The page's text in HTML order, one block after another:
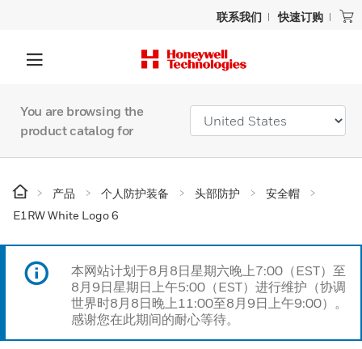
联系我们 快速订购
You are browsing the
product catalog for
产品 个人防护装备 头部防护
安全帽
E1RW White Logo 6
本网站计划于8月8日星期六晚上7:00（EST）至
8月9日星期日上午5:00（EST）进行维护（协调
世界时8月8日晚上11:00至8月9日上午9:00）。
感谢您在此期间的耐心等待。